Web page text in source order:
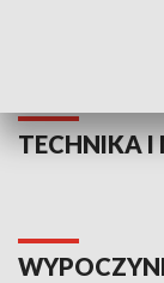
TECHNIKA I